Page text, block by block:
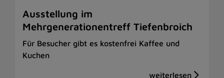
Ausstellung im
Mehrgenerationentreff Tiefenbroich
Für Besucher gibt es kostenfrei Kaffee und
Kuchen